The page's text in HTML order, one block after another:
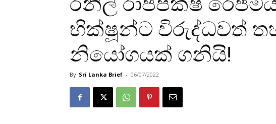
භික්ෂූන්ට විරුද්ධවත්
නියෝගයක් ගනියි!
By Sri Lanka Brief - 06/07/2022